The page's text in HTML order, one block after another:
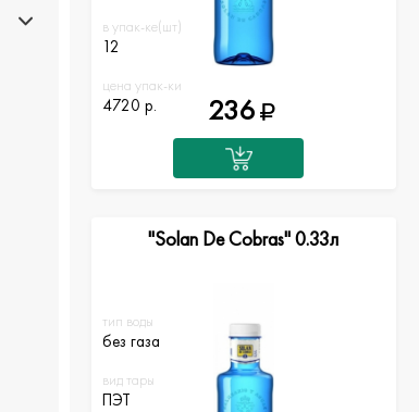
в упак-ке(шт)
12
цена упак-ки
4720 р. 236
тип воды
без газа
вид тары
ПЭТ
"Solan De Cobras" 0.33л